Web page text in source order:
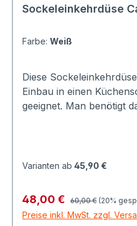
Sockeleinkehrdüse
Farbe: Weiß
Diese
Einbau in einen
geeignet. Man benötigt
Vaculine und Hayden
und seit nunmehr 40
Kunststoffprodukte,
Zentralstaubsauger
Varianten ab 45,90 €
Verkaufspreis:
48,00 € Regulärer Preis:
60,00 € (20%
Preise inkl. MwSt. zzgl.